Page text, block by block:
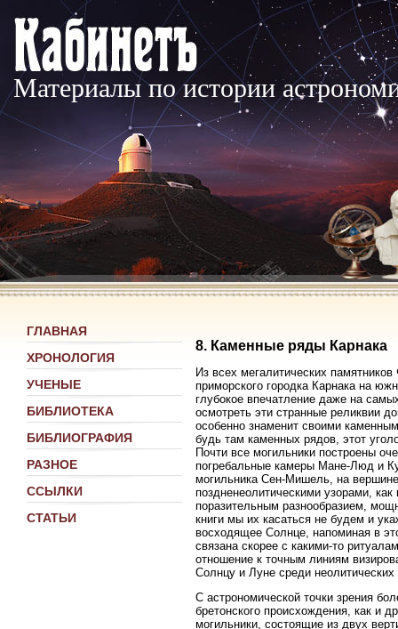
Материалы по истории
ГЛАВНАЯ
ХРОНОЛОГИЯ
УЧЕНЫЕ
БИБЛИОТЕКА
БИБЛИОГРАФИЯ
РАЗНОЕ
ССЫЛКИ
СТАТЬИ
8. Каменные ряды Карнака
Из всех мегалитических
приморского городка Карнака на
глубокое впечатление даже на
осмотреть эти странные реликвии
особенно знаменит своими
будь там каменных рядов, этот
Почти все могильники построены
погребальные камеры Мане-Люд и
могильника Сен-Мишель, на вершине
поздненеолитическими узорами,
поразительным разнообразием,
книги мы их касаться не будем и
восходящее Солнце, напоминая в
связана скорее с какими-то
отношение к точным линиям
Солнцу и Луне среди неолитических
С астрономической точки зрения
бретонского происхождения, как и
могильники, состоящие из двух